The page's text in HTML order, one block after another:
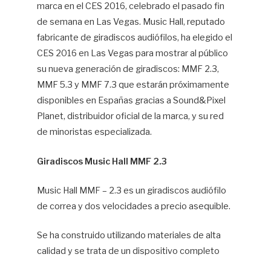
marca en el CES 2016, celebrado el pasado fin
de semana en Las Vegas. Music Hall, reputado
fabricante de giradiscos audiófilos, ha elegido el
CES 2016 en Las Vegas para mostrar al público
su nueva generación de giradiscos: MMF 2.3,
MMF 5.3 y MMF 7.3 que estarán próximamente
disponibles en Españas gracias a Sound&Pixel
Planet, distribuidor oficial de la marca, y su red
de minoristas especializada.
Giradiscos Music Hall MMF 2.3
Music Hall MMF – 2.3 es un giradiscos audiófilo
de correa y dos velocidades a precio asequible.
Se ha construido utilizando materiales de alta
calidad y se trata de un dispositivo completo